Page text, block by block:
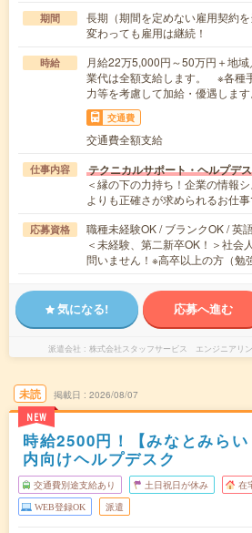
期間
長期（期間を定めない雇用契約
変わっても雇用は継続！
時給
月給22万5,000円～50万円＋地
業代は全額支給します。 ※各種
力等を考慮して加給・優遇します
交通費
交通費全額支給
仕事内容 テクニカルサポート・ヘルプデ
＜縁の下の力持ち！企業の情報
よりも正確さが求められるお仕
応募資格
職種未経験OK / ブランクOK / 英
＜未経験、第二新卒OK！＞社会
問いません！※高卒以上の方（
気になる! 応募へ進む
派遣会社 株式会社スタッフサービス エンジニアリン
未読
NEW
掲載日 2026/08/07
時給2500円！【みなとみら
内向けヘルプデスク
交通費別途支給あり 土日祝日が休み 在
WEB登録OK 派遣